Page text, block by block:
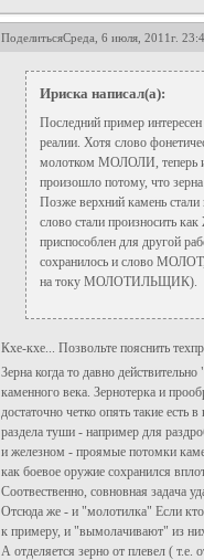
ПоделитьсяСреда, 6 июля, 2011г.
Ириска написал(а):
Последний пример
реалии. Хотя слово
молотком МОЛОЛИ, теперь
произошло потому, что
Позже верхний камень
слово стали произносить
приспособлен для другой
сохранилось и слово
на току МОЛОТИЛЬЩИК).
Кхе-кхе... Позвольте пояснить
Зерна когда то давно
каменного века. Зернотерка и
достаточно четко опять такие
раздела туши - например для
и железном - проямые потомки
как боевое оружие сохранился
Соотвественно, совновная задача
Отсюда же - и "молотилка" Если кто
к примеру, и "вымолачивают" из
А отделяется зерно от плевел (